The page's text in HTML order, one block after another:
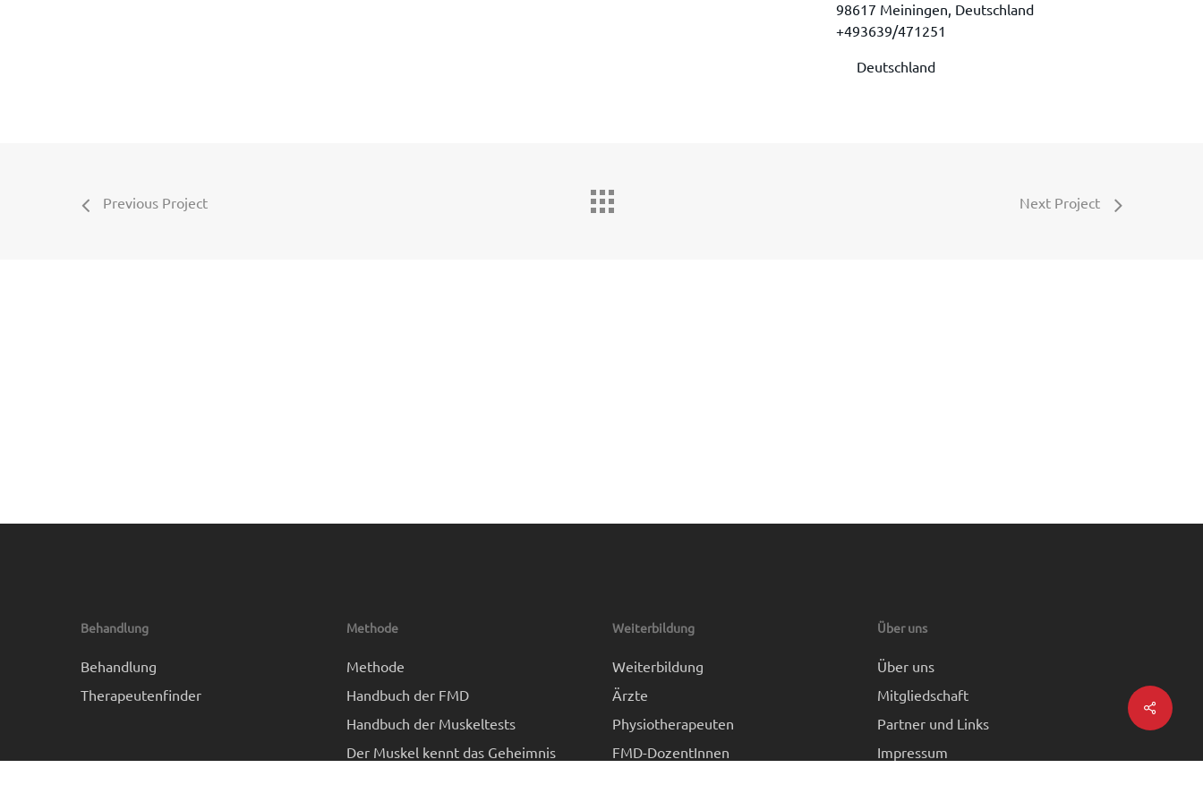
98617 Meiningen, Deutschland
+493639/471251
Deutschland
Previous Project Next Project
Share
Behandlung
Behandlung
Therapeutenfinder
Methode
Methode
Handbuch der FMD
Handbuch der Muskeltests
Der Muskel kennt das Geheimnis
Weiterbildung
Weiterbildung
Ärzte
Physiotherapeuten
FMD-DozentInnen
Über uns
Über uns
Mitgliedschaft
Partner und Links
Impressum